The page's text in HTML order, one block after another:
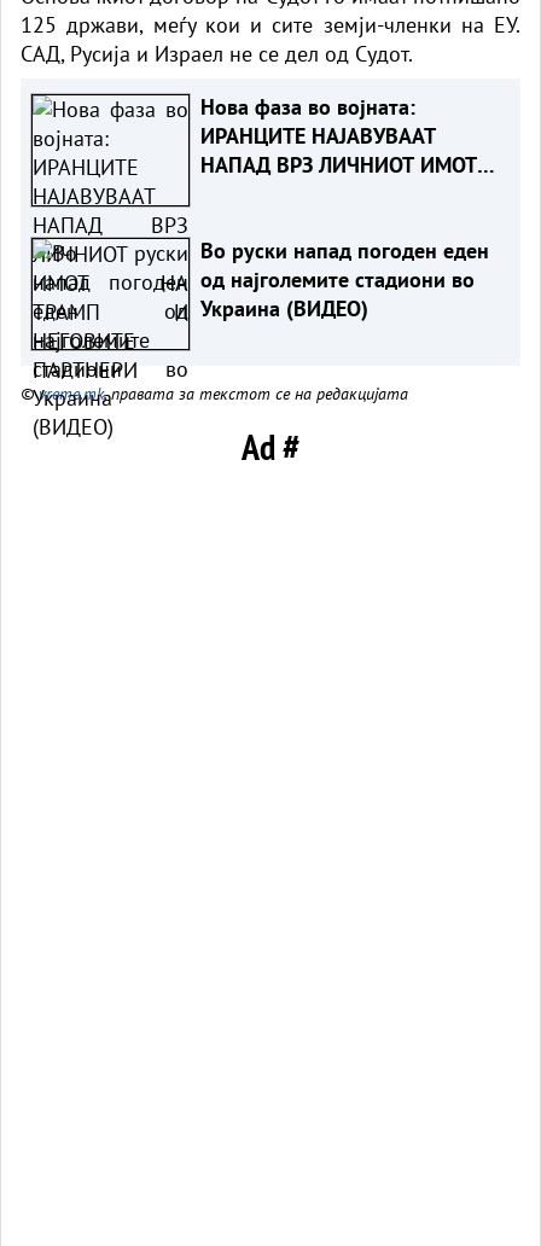
125 држави, меѓу кои и сите земји-членки на ЕУ.
САД, Русија и Израел не се дел од Судот.
Нова фаза во војната:
ИРАНЦИТЕ НАЈАВУВААТ
НАПАД ВРЗ ЛИЧНИОТ ИМОТ
Во руски напад погоден еден
од најголемите стадиони во
Украина (ВИДЕО)
©vreme.mk, правата за текстот се на редакцијата
Ad #